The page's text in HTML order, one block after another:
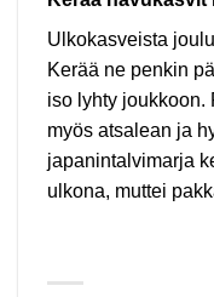
Ulkokasveista
Kerää ne penkin
iso lyhty joukkoon.
myös atsalean ja
japanintalvimarja
ulkona, muttei